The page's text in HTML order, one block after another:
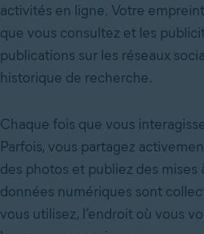
activités en ligne. Votre
que vous consultez et les
publications sur les réseaux
historique de recherche.
Chaque fois que vous
Parfois, vous partagez
des photos et publiez des mises
données numériques sont
vous utilisez, l’endroit où vous